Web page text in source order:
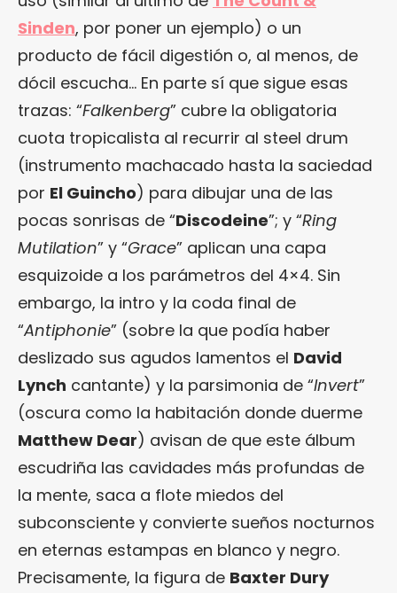
Sinden, por poner un ejemplo) o un
producto de fácil digestión o, al menos, de
dócil escucha… En parte sí que sigue esas
trazas: “Falkenberg” cubre la obligatoria
cuota tropicalista al recurrir al steel drum
(instrumento machacado hasta la saciedad
por El Guincho) para dibujar una de las
pocas sonrisas de “Discodeine”; y “Ring
Mutilation” y “Grace” aplican una capa
esquizoide a los parámetros del 4×4. Sin
embargo, la intro y la coda final de
“Antiphonie” (sobre la que podía haber
deslizado sus agudos lamentos el David
Lynch cantante) y la parsimonia de “Invert”
(oscura como la habitación donde duerme
Matthew Dear) avisan de que este álbum
escudriña las cavidades más profundas de
la mente, saca a flote miedos del
subconsciente y convierte sueños nocturnos
en eternas estampas en blanco y negro.
Precisamente, la figura de Baxter Dury